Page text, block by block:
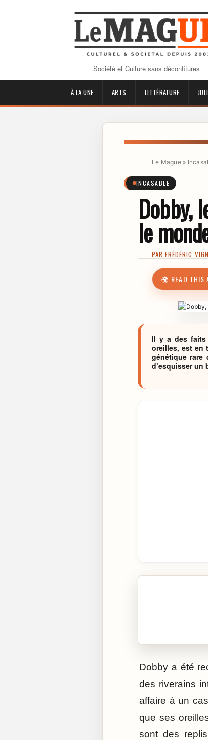
Société et Culture sans déconfitures
À LA UNE ARTS LITTÉRATURE
Le Mague»
INCASABLE
Dobby,
le
PARFRÉDÉRIC
🌍 READ THIS
Il y a des faits
oreilles, est en
génétique rare
d’esquisser un
Dobby a été
des riverains
affaire à un
que ses
sont des